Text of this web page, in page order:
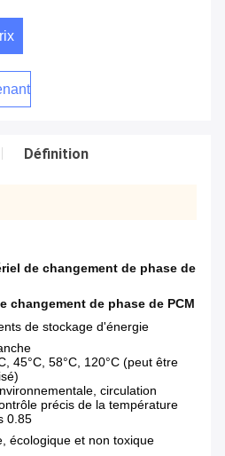
Définition
de changement de phase de
changement de phase de PCM
de stockage d'énergie
45°C, 58°C, 120°C (peut être
circulation
précis de la température
0.85
écologique et non toxique